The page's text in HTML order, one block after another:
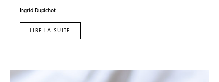
Ingrid Dupichot
LIRE LA SUITE